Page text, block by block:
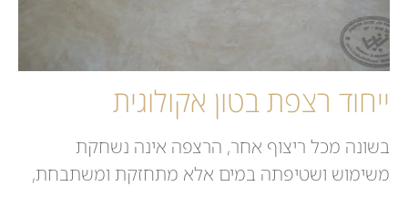
ייחוד רצפת בטון אקולוגית
בשונה מכל ריצוף אחר, הרצפה אינה נשחקת
משימוש ושטיפתה במים אלא מתחזקת ומשתבחת,